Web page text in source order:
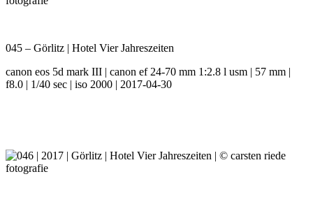
045 – Görlitz | Hotel Vier Jahreszeiten
canon eos 5d mark III | canon ef 24-70 mm 1:2.8 l usm | 57 mm |
f8.0 | 1/40 sec | iso 2000 | 2017-04-30